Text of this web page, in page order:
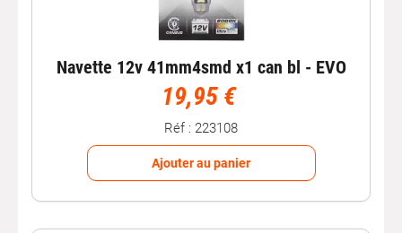
Navette 12v 41mm4smd x1 can bl - EVO
19,95 €
Réf : 223108
Ajouter au panier